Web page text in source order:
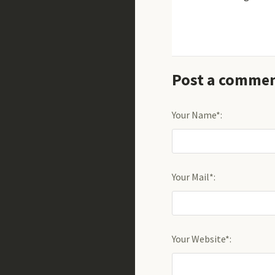
Post a
Your Name*:
Your Mail*:
Your Website*: